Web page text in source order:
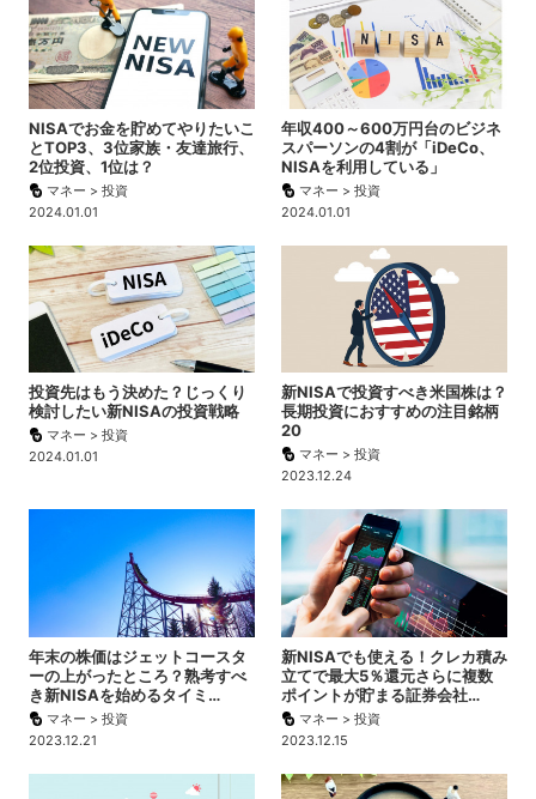
NISAでお金を貯めてやりたいこ
とTOP3、3位家族・友達旅行、
2位投資、1位は？
マネー > 投資
2024.01.01
年収400～600万円台のビジネ
スパーソンの4割が「iDeCo、
NISAを利用している」
マネー > 投資
2024.01.01
投資先はもう決めた？じっくり
検討したい新NISAの投資戦略
マネー > 投資
2024.01.01
新NISAで投資すべき米国株は？
長期投資におすすめの注目銘柄
20
マネー > 投資
2023.12.24
年末の株価はジェットコースタ
ーの上がったところ？熟考すべ
き新NISAを始めるタイミ…
マネー > 投資
2023.12.21
新NISAでも使える！クレカ積み
立てで最大5％還元さらに複数
ポイントが貯まる証券会社…
マネー > 投資
2023.12.15